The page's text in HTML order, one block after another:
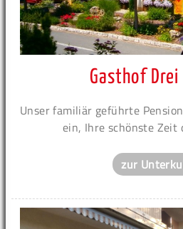
Gasthof Drei
Unser familiär geführte
ein, Ihre schönste Zeit
zur